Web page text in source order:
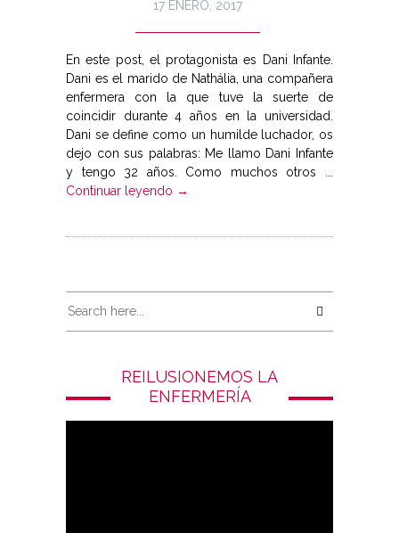
17 ENERO, 2017
En este post, el protagonista es Dani Infante.
Dani es el marido de Nathália, una compañera
enfermera con la que tuve la suerte de
coincidir durante 4 años en la universidad.
Dani se define como un humilde luchador, os
dejo con sus palabras: Me llamo Dani Infante
y tengo 32 años. Como muchos otros ...
Continuar leyendo →
REILUSIONEMOS LA
ENFERMERÍA